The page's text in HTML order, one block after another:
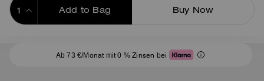
Add to Bag Buy Now
Ab 73 €/Monat mit 0 % Zinsen bei